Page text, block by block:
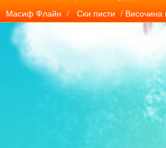
Масиф Флайн / Ски писти / Височина